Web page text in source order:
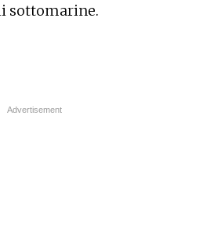
sottomarine.